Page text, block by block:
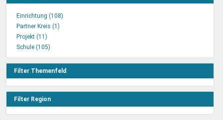
Einrichtung (108)
Partner Kreis (1)
anwenden
Projekt (11)
Filter
anwenden
Schule (105)
Filter
anwenden
Filter Themenfeld
Filter Region